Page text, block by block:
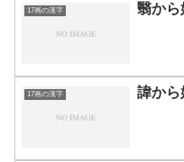
17画の漢字 翳から
17画の漢字 諱から